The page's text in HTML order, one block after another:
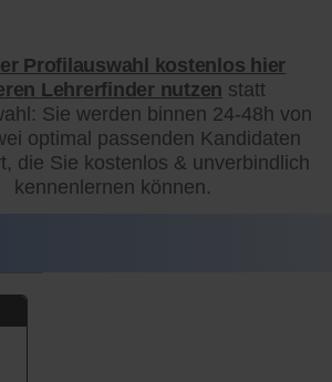
Profilauswahl kostenlos hier
Lehrerfinder nutzen statt
Sie werden binnen 24-48h von
optimal passenden Kandidaten
die Sie kostenlos & unverbindlich
kennenlernen können.